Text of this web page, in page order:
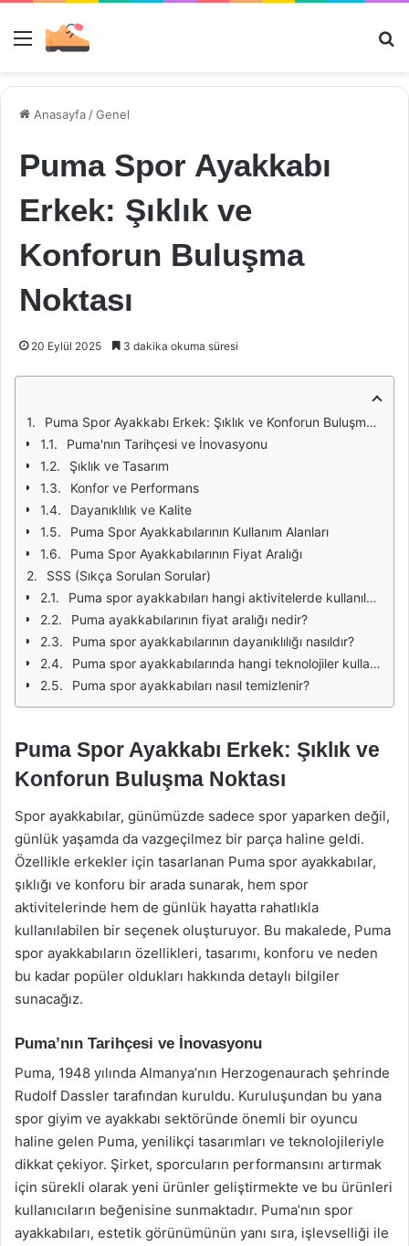
Menü
Anasayfa /Genel
Puma Spor Ayakkabı
Erkek: Şıklık ve
Konforun Buluşma
Noktası
20 Eylül 2025 3 dakika okuma süresi
Puma Spor Ayakkabı Erkek: Şıklık ve Konforun Buluşma Noktası
Puma'nın Tarihçesi ve İnovasyonu
Şıklık ve Tasarım
Konfor ve Performans
Dayanıklılık ve Kalite
Puma Spor Ayakkabılarının Kullanım Alanları
Puma Spor Ayakkabılarının Fiyat Aralığı
SSS (Sıkça Sorulan Sorular)
Puma spor ayakkabıları hangi aktivitelerde kullanılabilir?
Puma ayakkabılarının fiyat aralığı nedir?
Puma spor ayakkabılarının dayanıklılığı nasıldır?
Puma spor ayakkabılarında hangi teknolojiler kullanılıyor?
Puma spor ayakkabıları nasıl temizlenir?
Puma Spor Ayakkabı Erkek: Şıklık ve
Konforun Buluşma Noktası
Spor ayakkabılar, günümüzde sadece spor yaparken değil,
günlük yaşamda da vazgeçilmez bir parça haline geldi.
Özellikle erkekler için tasarlanan Puma spor ayakkabılar,
şıklığı ve konforu bir arada sunarak, hem spor
aktivitelerinde hem de günlük hayatta rahatlıkla
kullanılabilen bir seçenek oluşturuyor. Bu makalede, Puma
spor ayakkabıların özellikleri, tasarımı, konforu ve neden
bu kadar popüler oldukları hakkında detaylı bilgiler
sunacağız.
Puma’nın Tarihçesi ve İnovasyonu
Puma, 1948 yılında Almanya’nın Herzogenaurach şehrinde
Rudolf Dassler tarafından kuruldu. Kuruluşundan bu yana
spor giyim ve ayakkabı sektöründe önemli bir oyuncu
haline gelen Puma, yenilikçi tasarımları ve teknolojileriyle
dikkat çekiyor. Şirket, sporcuların performansını artırmak
için sürekli olarak yeni ürünler geliştirmekte ve bu ürünleri
kullanıcıların beğenisine sunmaktadır. Puma’nın spor
ayakkabıları, estetik görünümünün yanı sıra, işlevselliği ile